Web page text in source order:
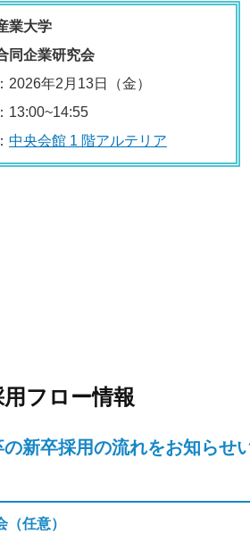
業大学
同企業研究会
2026年2月13日（金）
13:00~14:55
中央会館 1 階アルテリア
フロー情報
新卒採用の流れをお知らせ
（任意）